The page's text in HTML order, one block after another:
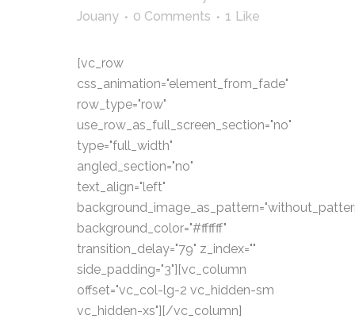
Jouany
0 Comments 1 Like
[vc_row
css_animation="element_from_fade"
row_type="row"
use_row_as_full_screen_section="no"
type="full_width"
angled_section="no"
text_align="left"
background_color="#ffffff"
transition_delay="79" z_index=""
side_padding="3"][vc_column
offset="vc_col-lg-2 vc_hidden-sm
vc_hidden-xs"][/vc_column]